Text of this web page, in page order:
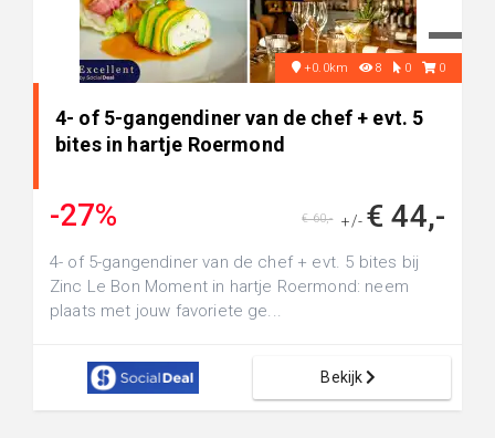
+0.0km 8 0 0
4- of 5-gangendiner van de chef + evt. 5
bites in hartje Roermond
-27% +/- € 44,-
€ 60,-
4- of 5-gangendiner van de chef + evt. 5 bites bij
Zinc Le Bon Moment in hartje Roermond: neem
plaats met jouw favoriete ge...
Bekijk